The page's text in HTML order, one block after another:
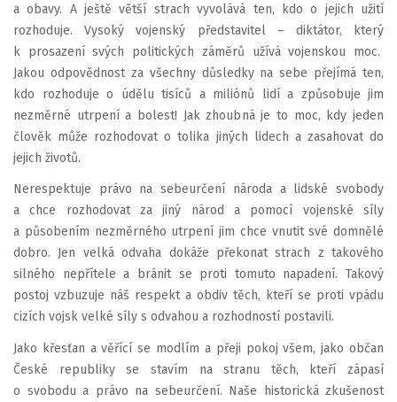
a obavy. A ještě větší strach vyvolává ten, kdo o jejich užití
rozhoduje. Vysoký vojenský představitel – diktátor, který
k prosazení svých politických záměrů užívá vojenskou moc.
Jakou odpovědnost za všechny důsledky na sebe přejímá ten,
kdo rozhoduje o údělu tisíců a miliónů lidí a způsobuje jim
nezměrné utrpení a bolest! Jak zhoubná je to moc, kdy jeden
člověk může rozhodovat o tolika jiných lidech a zasahovat do
jejich životů.
Nerespektuje právo na sebeurčení národa a lidské svobody
a chce rozhodovat za jiný národ a pomocí vojenské síly
a působením nezměrného utrpení jim chce vnutit své domnělé
dobro. Jen velká odvaha dokáže překonat strach z takového
silného nepřítele a bránit se proti tomuto napadení. Takový
postoj vzbuzuje náš respekt a obdiv těch, kteří se proti vpádu
cizích vojsk velké síly s odvahou a rozhodností postavili.
Jako křesťan a věřící se modlím a přeji pokoj všem, jako občan
České republiky se stavím na stranu těch, kteří zápasí
o svobodu a právo na sebeurčení. Naše historická zkušenost